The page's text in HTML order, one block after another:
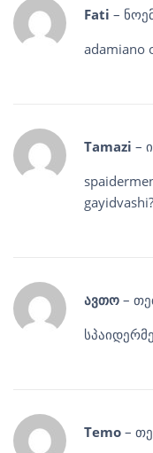
Fati –
adamiano
Tamazi –
gayidvashi?
ავთო –
Temo –